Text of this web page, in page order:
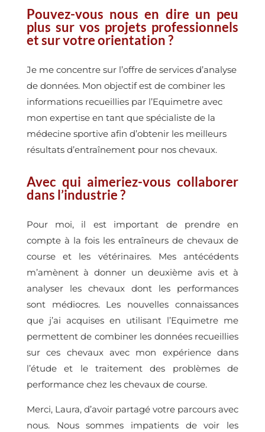
Pouvez-vous nous en dire un peu
plus sur vos projets professionnels
et sur votre orientation ?
Je me concentre sur l’offre de services d’analyse
de données. Mon objectif est de combiner les
informations recueillies par l’Equimetre avec
mon expertise en tant que spécialiste de la
médecine sportive afin d’obtenir les meilleurs
résultats d’entraînement pour nos chevaux.
Avec qui aimeriez-vous collaborer
dans l’industrie ?
Pour moi, il est important de prendre en
compte à la fois les entraîneurs de chevaux de
course et les vétérinaires. Mes antécédents
m’amènent à donner un deuxième avis et à
analyser les chevaux dont les performances
sont médiocres. Les nouvelles connaissances
que j’ai acquises en utilisant l’Equimetre me
permettent de combiner les données recueillies
sur ces chevaux avec mon expérience dans
l’étude et le traitement des problèmes de
performance chez les chevaux de course.
Merci, Laura, d’avoir partagé votre parcours avec
nous. Nous sommes impatients de voir les